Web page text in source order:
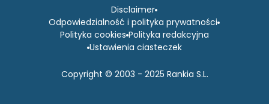
Disclaimer
Odpowiedzialność i polityka prywatności
Polityka cookies Polityka redakcyjna
Ustawienia ciasteczek
Copyright © 2003 - 2025 Rankia S.L.